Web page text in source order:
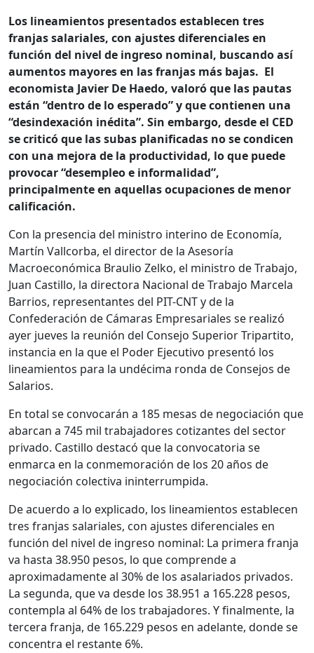
Los lineamientos presentados establecen tres
franjas salariales, con ajustes diferenciales en
función del nivel de ingreso nominal, buscando así
aumentos mayores en las franjas más bajas. El
economista Javier De Haedo, valoró que las pautas
están “dentro de lo esperado” y que contienen una
“desindexación inédita”. Sin embargo, desde el CED
se criticó que las subas planificadas no se condicen
con una mejora de la productividad, lo que puede
provocar “desempleo e informalidad”,
principalmente en aquellas ocupaciones de menor
calificación.
Con la presencia del ministro interino de Economía,
Martín Vallcorba, el director de la Asesoría
Macroeconómica Braulio Zelko, el ministro de Trabajo,
Juan Castillo, la directora Nacional de Trabajo Marcela
Barrios, representantes del PIT-CNT y de la
Confederación de Cámaras Empresariales se realizó
ayer jueves la reunión del Consejo Superior Tripartito,
instancia en la que el Poder Ejecutivo presentó los
lineamientos para la undécima ronda de Consejos de
Salarios.
En total se convocarán a 185 mesas de negociación que
abarcan a 745 mil trabajadores cotizantes del sector
privado. Castillo destacó que la convocatoria se
enmarca en la conmemoración de los 20 años de
negociación colectiva ininterrumpida.
De acuerdo a lo explicado, los lineamientos establecen
tres franjas salariales, con ajustes diferenciales en
función del nivel de ingreso nominal: La primera franja
va hasta 38.950 pesos, lo que comprende a
aproximadamente al 30% de los asalariados privados.
La segunda, que va desde los 38.951 a 165.228 pesos,
contempla al 64% de los trabajadores. Y finalmente, la
tercera franja, de 165.229 pesos en adelante, donde se
concentra el restante 6%.